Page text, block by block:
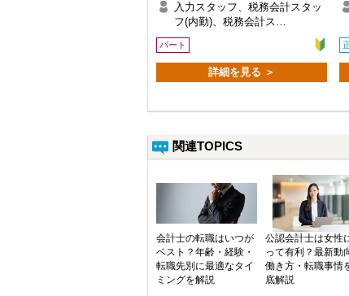
入力スタッフ、税務会計スタッ
フ(内勤)、税務会計ス…
パート
詳細を見る ＞
関連TOPICS
会計士の転職はいつが
ベスト？年齢・経験・
転職先別に最適なタイ
ミングを解説
公認会計士は女性
って有利？最新動
働き方・転職事情
底解説